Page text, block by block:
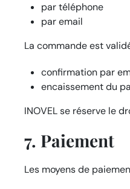
par téléphone
par email
La commande est
confirmation par
encaissement du
INOVEL se réserve le
7. Paiement
Les moyens de